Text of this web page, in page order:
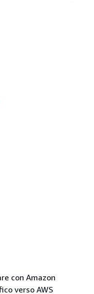
con Amazon
verso AWS